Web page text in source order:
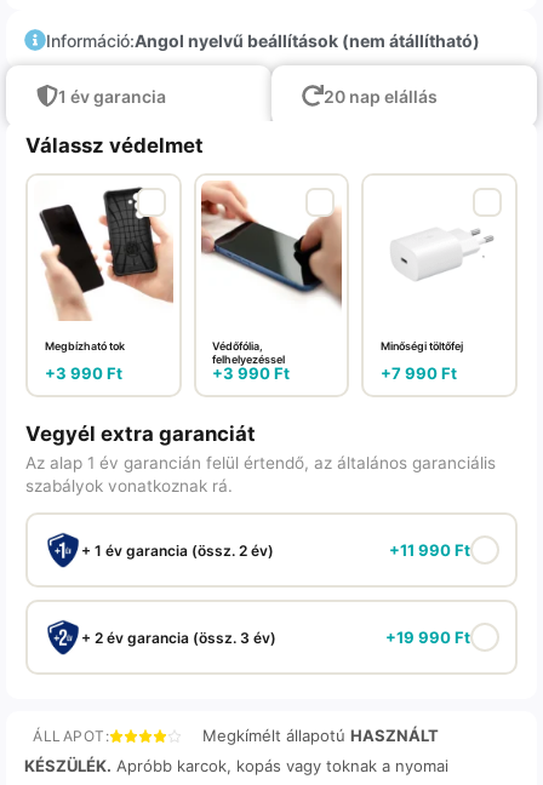
Információ:Angol nyelvű beállítások (nem átállítható)
1 év garancia 20 nap elállás
Válassz védelmet
Megbízható tok
+3 990Ft
Védőfólia,
felhelyezéssel
+3 990Ft
Minőségi töltőfej
+7 990Ft
Vegyél extra garanciát
Az alap 1 év garancián felül értendő, az általános garanciális
szabályok vonatkoznak rá.
+ 1 év garancia (össz. 2 év) +11 990Ft
+ 2 év garancia (össz. 3 év) +19 990Ft
ÁLLAPOT: Megkímélt állapotú HASZNÁLT
KÉSZÜLÉK. Apróbb karcok, kopás vagy toknak a nyomai